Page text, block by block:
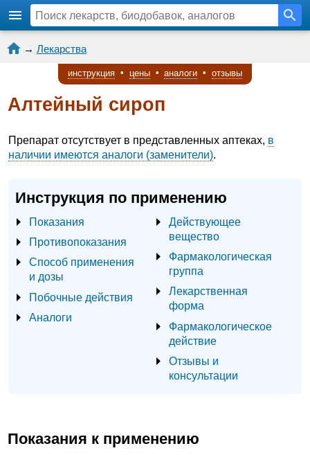
→ Лекарства
инструкция • цены • аналоги • отзывы
Алтейный сироп
Препарат отсутствует в представленных аптеках, в
наличии имеются аналоги (заменители).
Инструкция по применению
Показания
Противопоказания
Способ применения
и дозы
Побочные действия
Аналоги
Действующее
вещество
Фармакологическая
группа
Лекарственная
форма
Фармакологическое
действие
Отзывы и
консультации
Показания к применению